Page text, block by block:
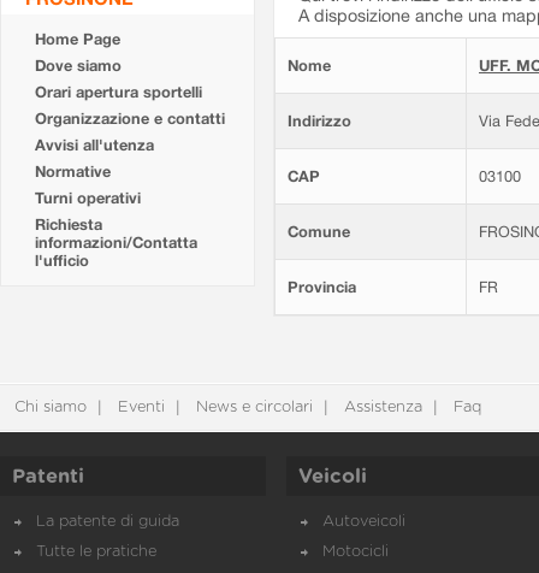
Home Page
Dove siamo
Orari apertura sportelli
Organizzazione e contatti
Avvisi all'utenza
Normative
Turni operativi
Richiesta
informazioni/Contatta
l'ufficio
A disposizione anche una
Nome UFF.
Indirizzo Via
CAP 03100
Comune
Provincia FR
Chi siamo Eventi News e circolari Assistenza Faq
Patenti
La patente di guida
Tutte le pratiche
Veicoli
Autoveicoli
Motocicli